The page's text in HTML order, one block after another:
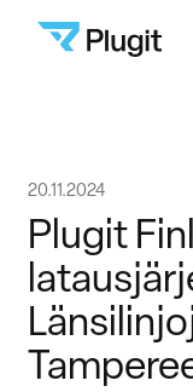
Siirry
sisältöön
Plugit
Latausverkosto
Sisällöt
20.11.2024
Plugit